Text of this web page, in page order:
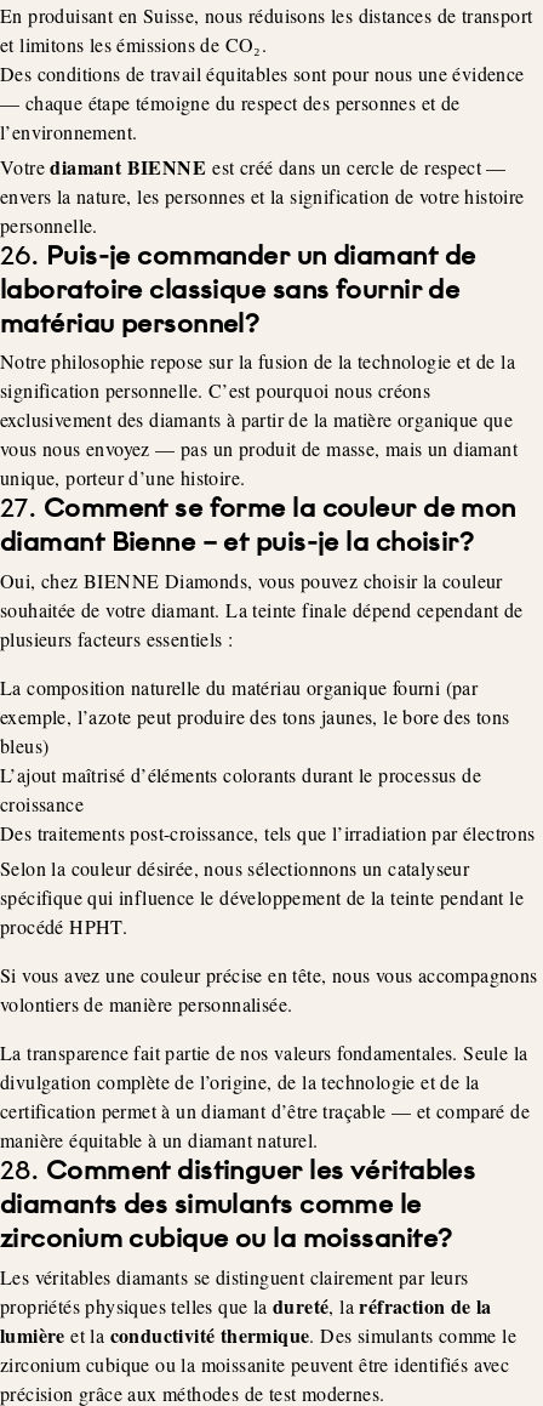
En produisant en Suisse, nous réduisons les distances de transport
et limitons les émissions de CO₂.
Des conditions de travail équitables sont pour nous une évidence
— chaque étape témoigne du respect des personnes et de
l’environnement.
Votrediamant BIENNE est créé dans un cercle de respect —
envers la nature, les personnes et la signification de votre histoire
personnelle.
26. Puis-je commander un diamant de
laboratoire classique sans fournir de
matériau personnel?
Notre philosophie repose sur la fusion de la technologie et de la
signification personnelle. C’est pourquoi nous créons
exclusivement des diamants à partir de la matière organique que
vous nous envoyez — pas un produit de masse, mais un diamant
unique, porteur d’une histoire.
27. Comment se forme la couleur de mon
diamant Bienne – et puis-je la choisir?
Oui, chez BIENNE Diamonds, vous pouvez choisir la couleur
souhaitée de votre diamant. La teinte finale dépend cependant de
plusieurs facteurs essentiels :
La composition naturelle du matériau organique fourni (par
exemple, l’azote peut produire des tons jaunes, le bore des tons
bleus)
L’ajout maîtrisé d’éléments colorants durant le processus de
croissance
Des traitements post-croissance, tels que l’irradiation par électrons
Selon la couleur désirée, nous sélectionnons un catalyseur
spécifique qui influence le développement de la teinte pendant le
procédé HPHT.
Si vous avez une couleur précise en tête, nous vous accompagnons
volontiers de manière personnalisée.
La transparence fait partie de nos valeurs fondamentales. Seule la
divulgation complète de l’origine, de la technologie et de la
certification permet à un diamant d’être traçable — et comparé de
manière équitable à un diamant naturel.
28. Comment distinguer les véritables
diamants des simulants comme le
zirconium cubique ou la moissanite?
Les véritables diamants se distinguent clairement par leurs
propriétés physiques telles que la dureté, laréfraction de la
lumière et la conductivité thermique. Des simulants comme le
zirconium cubique ou la moissanite peuvent être identifiés avec
précision grâce aux méthodes de test modernes.